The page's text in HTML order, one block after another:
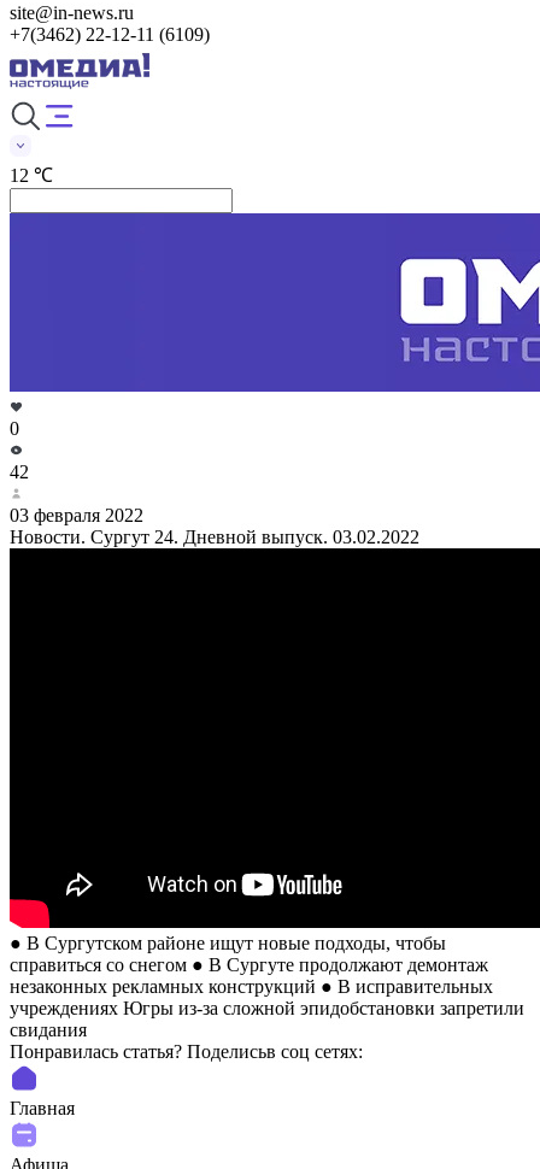
site@in-news.ru
+7(3462) 22-12-11 (6109)
12 ℃
0
42
03 февраля 2022
Новости. Сургут 24. Дневной выпуск. 03.02.2022
● В Сургутском районе ищут новые подходы, чтобы
справиться со снегом ● В Сургуте продолжают демонтаж
незаконных рекламных конструкций ● В исправительных
учреждениях Югры из-за сложной эпидобстановки запретили
свидания
Понравилась статья? Поделиcьв соц сетях:
Главная
Афиша